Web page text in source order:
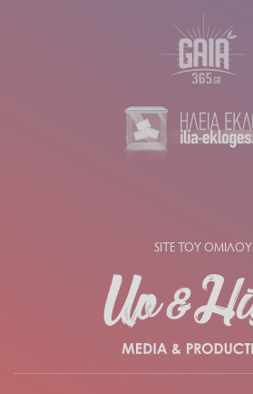
SITE ΤΟΥ ΟΜΙΛΟΥ